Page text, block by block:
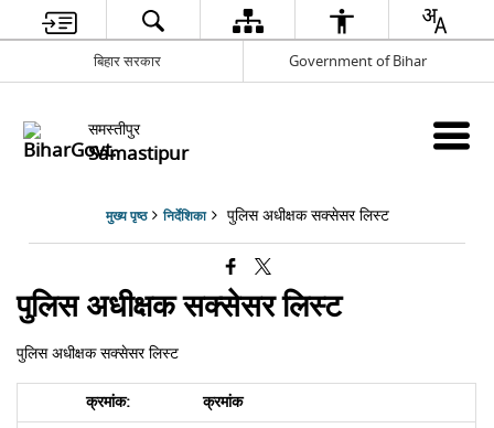
बिहार सरकार Government of Bihar
समस्तीपुर
Samastipur
मुख्य पृष्ठ निर्देशिका पुलिस अधीक्षक सक्सेसर लिस्ट
पुलिस अधीक्षक सक्सेसर लिस्ट
पुलिस अधीक्षक सक्सेसर लिस्ट
क्रमांक